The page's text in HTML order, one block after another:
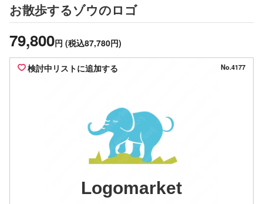
お散歩するゾウのロゴ
79,800円 (税込87,780円)
検討中リストに追加する No.4177
Logomarket